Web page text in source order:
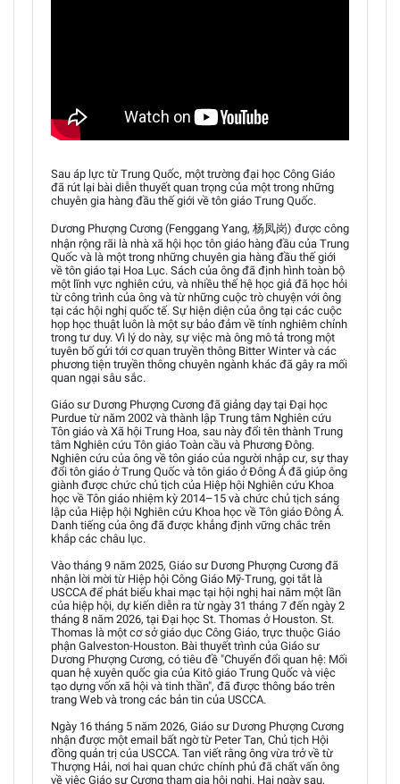
Sau áp lực từ Trung Quốc, một trường đại học Công Giáo
đã rút lại bài diễn thuyết quan trọng của một trong những
chuyên gia hàng đầu thế giới về tôn giáo Trung Quốc.
Dương Phượng Cương (Fenggang Yang, 杨凤岗) được công
nhận rộng rãi là nhà xã hội học tôn giáo hàng đầu của Trung
Quốc và là một trong những chuyên gia hàng đầu thế giới
về tôn giáo tại Hoa Lục. Sách của ông đã định hình toàn bộ
một lĩnh vực nghiên cứu, và nhiều thế hệ học giả đã học hỏi
từ công trình của ông và từ những cuộc trò chuyện với ông
tại các hội nghị quốc tế. Sự hiện diện của ông tại các cuộc
họp học thuật luôn là một sự bảo đảm về tính nghiêm chỉnh
trong tư duy. Vì lý do này, sự việc mà ông mô tả trong một
tuyên bố gửi tới cơ quan truyền thông Bitter Winter và các
phương tiện truyền thông chuyên ngành khác đã gây ra mối
quan ngại sâu sắc.
Giáo sư Dương Phượng Cương đã giảng dạy tại Đại học
Purdue từ năm 2002 và thành lập Trung tâm Nghiên cứu
Tôn giáo và Xã hội Trung Hoa, sau này đổi tên thành Trung
tâm Nghiên cứu Tôn giáo Toàn cầu và Phương Đông.
Nghiên cứu của ông về tôn giáo của người nhập cư, sự thay
đổi tôn giáo ở Trung Quốc và tôn giáo ở Đông Á đã giúp ông
giành được chức chủ tịch của Hiệp hội Nghiên cứu Khoa
học về Tôn giáo nhiệm kỳ 2014–15 và chức chủ tịch sáng
lập của Hiệp hội Nghiên cứu Khoa học về Tôn giáo Đông Á.
Danh tiếng của ông đã được khẳng định vững chắc trên
khắp các châu lục.
Vào tháng 9 năm 2025, Giáo sư Dương Phượng Cương đã
nhận lời mời từ Hiệp hội Công Giáo Mỹ-Trung, gọi tắt là
USCCA để phát biểu khai mạc tại hội nghị hai năm một lần
của hiệp hội, dự kiến diễn ra từ ngày 31 tháng 7 đến ngày 2
tháng 8 năm 2026, tại Đại học St. Thomas ở Houston. St.
Thomas là một cơ sở giáo dục Công Giáo, trực thuộc Giáo
phận Galveston-Houston. Bài thuyết trình của Giáo sư
Dương Phượng Cương, có tiêu đề "Chuyển đổi quan hệ: Mối
quan hệ xuyên quốc gia của Kitô giáo Trung Quốc và việc
tạo dựng vốn xã hội và tinh thần", đã được thông báo trên
trang Web và trong các bản tin của USCCA.
Ngày 16 tháng 5 năm 2026, Giáo sư Dương Phượng Cương
nhận được một email bất ngờ từ Peter Tan, Chủ tịch Hội
đồng quản trị của USCCA. Tan viết rằng ông vừa trở về từ
Thượng Hải, nơi hai quan chức chính phủ đã chất vấn ông
về việc Giáo sư Cương tham gia hội nghị. Hai ngày sau,